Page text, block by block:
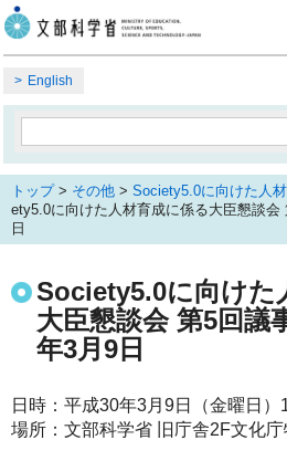
English
トップ> その他 > Society5.0に向けた人
ety5.0に向けた人材育成に係る大臣懇談
日
Society5.0に向けた
大臣懇談会 第5回
年3月9日
日時：平成30年3月9日（金曜日
場所：文部科学省 旧庁舎2F文化